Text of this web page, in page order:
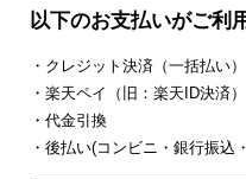
以下のお支払いがご利
・クレジット決済（一括払い）
・楽天ペイ（旧：楽天ID決済）
・代金引換
・後払い(コンビニ・銀行振込